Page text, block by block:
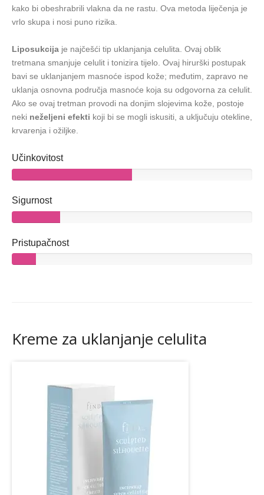
kako bi obeshrabrili vlakna da ne rastu. Ova metoda liječenja je
vrlo skupa i nosi puno rizika.
Liposukcija je najčešći tip uklanjanja celulita. Ovaj oblik
tretmana smanjuje celulit i tonizira tijelo. Ovaj hirurški postupak
bavi se uklanjanjem masnoće ispod kože; međutim, zapravo ne
uklanja osnovna područja masnoće koja su odgovorna za celulit.
Ako se ovaj tretman provodi na donjim slojevima kože, postoje
neki neželjeni efekti koji bi se mogli iskusiti, a uključuju otekline,
krvarenja i ožiljke.
Učinkovitost
Sigurnost
Pristupačnost
Kreme za uklanjanje celulita